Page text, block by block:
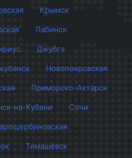
Крымск
Лабинск
Джубга
Новопокровская
Приморско-Ахтарск
на-Кубани
Сочи
Тимашёвск